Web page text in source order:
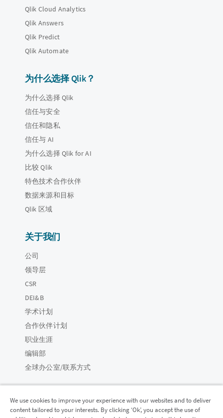
Qlik Cloud Analytics
Qlik Answers
Qlik Predict
Qlik Automate
为什么选择 Qlik？
为什么选择 Qlik
信任与安全
信任和隐私
信任与 AI
为什么选择 Qlik for AI
比较 Qlik
特色技术合作伙伴
数据来源和目标
Qlik 区域
关于我们
公司
领导层
CSR
DEI&B
学术计划
合作伙伴计划
职业生涯
编辑部
全球办公室/联系方式
We use cookies to improve your experience with our websites and to deliver
content tailored to your interests. By clicking ‘Ok’, you accept the use of